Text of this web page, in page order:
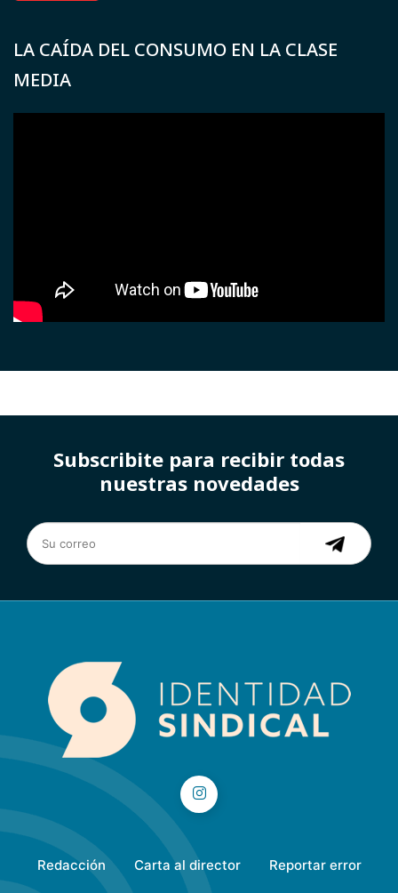
LA CAÍDA DEL CONSUMO EN LA CLASE
MEDIA
Subscribite para recibir todas
nuestras novedades
Redacción Carta al director Reportar error